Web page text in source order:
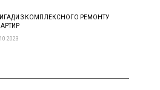
З КОМПЛЕКСНОГО РЕМОНТУ
2023